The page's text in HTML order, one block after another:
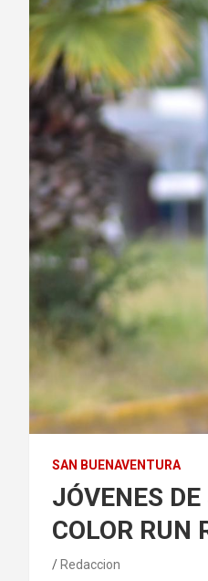
SAN BUENAVENTURA
JÓVENES
COLOR RUN
Redaccion